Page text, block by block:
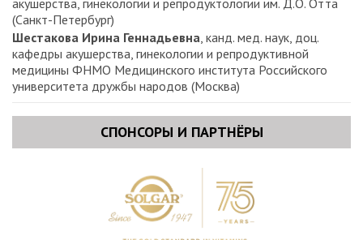
(Санкт-Петербург)
Шестакова Ирина Геннадьевна , канд. мед. наук, доц.
кафедры акушерства, гинекологии и репродуктивной
медицины ФНМО Медицинского института Российского
университета дружбы народов (Москва)
СПОНСОРЫ И ПАРТНЁРЫ